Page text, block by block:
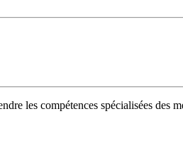
les compétences spécialisées des